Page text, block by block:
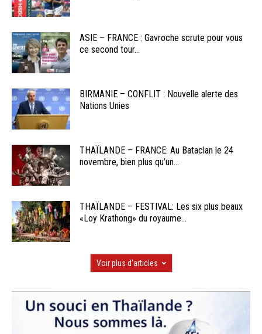
ASIE – FRANCE : Gavroche scrute pour vous
ce second tour...
BIRMANIE – CONFLIT : Nouvelle alerte des
Nations Unies
THAÏLANDE – FRANCE: Au Bataclan le 24
novembre, bien plus qu’un...
THAÏLANDE – FESTIVAL: Les six plus beaux
«Loy Krathong» du royaume...
Voir plus d'articles